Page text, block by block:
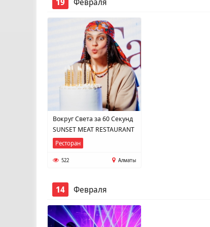
Вокруг Света за 60 Секунд
SUNSET MEAT RESTAURANT
Ресторан
522 Алматы
14 Февраля